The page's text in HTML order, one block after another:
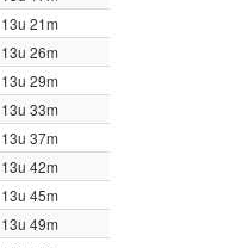
13u 21m
13u 26m
13u 29m
13u 33m
13u 37m
13u 42m
13u 45m
13u 49m